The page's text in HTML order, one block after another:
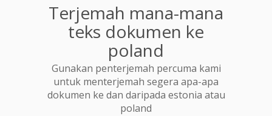
Terjemah mana-mana
teks dokumen ke
poland
Gunakan penterjemah percuma kami
untuk menterjemah segera apa-apa
dokumen ke dan daripada estonia atau
poland